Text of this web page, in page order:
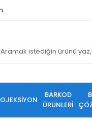
BARKOD
ÜRÜNLERİ